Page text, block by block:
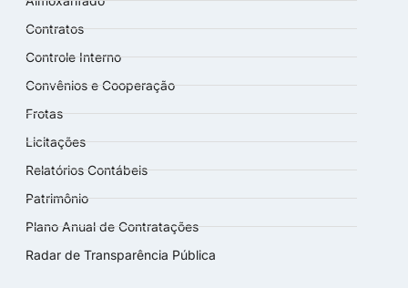
Contratos
Controle Interno
Convênios e Cooperação
Frotas
Licitações
Relatórios Contábeis
Patrimônio
Plano Anual de Contratações
Radar de Transparência Pública